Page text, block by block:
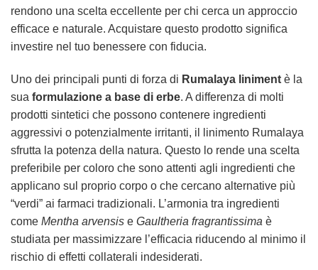
rendono una scelta eccellente per chi cerca un approccio
efficace e naturale. Acquistare questo prodotto significa
investire nel tuo benessere con fiducia.
Uno dei principali punti di forza di Rumalaya liniment è la
sua formulazione a base di erbe. A differenza di molti
prodotti sintetici che possono contenere ingredienti
aggressivi o potenzialmente irritanti, il linimento Rumalaya
sfrutta la potenza della natura. Questo lo rende una scelta
preferibile per coloro che sono attenti agli ingredienti che
applicano sul proprio corpo o che cercano alternative più
“verdi” ai farmaci tradizionali. L’armonia tra ingredienti
come Mentha arvensis e Gaultheria fragrantissima è
studiata per massimizzare l’efficacia riducendo al minimo il
rischio di effetti collaterali indesiderati.